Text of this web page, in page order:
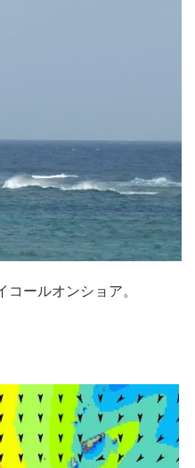
ールオンショア。